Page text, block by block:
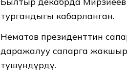
тургандыгы кабарланган.
Нематов президенттин
даражалуу сапарга
түшүндүрдү.